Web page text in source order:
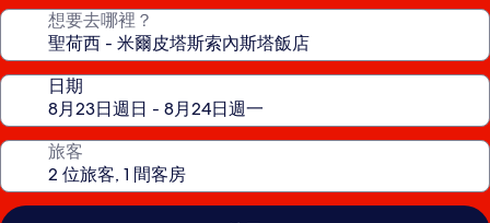
想要去哪裡？
日期
旅客